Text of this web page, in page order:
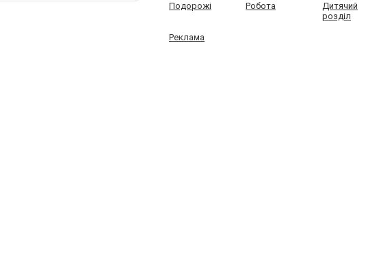
Подорожі Робота
Дитячий
розділ
Реклама